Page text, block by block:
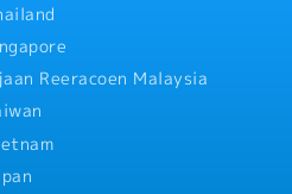
Reeracoen Malaysia